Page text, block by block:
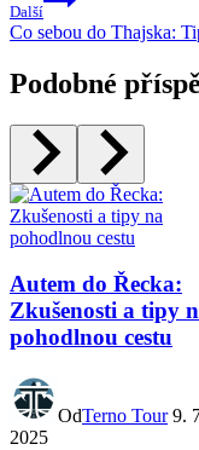
Další
Co sebou do Thajska:
Podobné
Autem do Řecka:
Zkušenosti a tipy
pohodlnou cestu
OdTerno Tour 9.
2025